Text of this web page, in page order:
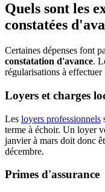
Quels sont les
constatées
Certaines dépenses font
constatation d'avance.
régularisations à
Loyers et charges
Les loyers professionnels
terme à échoir. Un loyer
janvier à mars doit donc
décembre.
Primes d'assurance